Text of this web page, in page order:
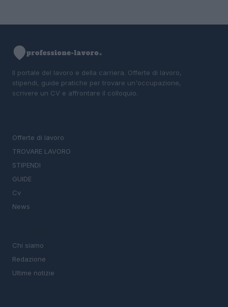
Il portale del lavoro e della carriera. Offerte di lavoro,
stipendi, guide pratiche per trovare un'occupazione,
scrivere un CV e affrontare il colloquio.
Offerte di lavoro
TROVARE LAVORO
STIPENDI
GUIDE
Cv
News
Chi siamo
Redazione
Ultime notizie